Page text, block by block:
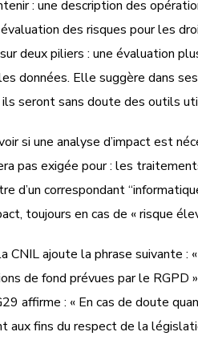
: une description des
des risques pour les
deux piliers : une évaluation
données. Elle suggère dans
ils seront sans doute des outils
si une analyse d’impact est
pas exigée pour : les
d’un correspondant
toujours en cas de « risque
CNIL ajoute la phrase suivante
de fond prévues par le RGPD
affirme : « En cas de doute
aux fins du respect de la